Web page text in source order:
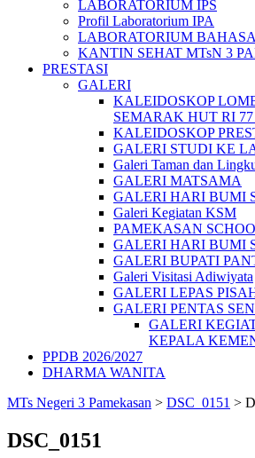
LABORATORIUM IPS
Profil Laboratorium IPA
LABORATORIUM
KANTIN SEHAT MTsN 3
PRESTASI
GALERI
KALEIDOSKOP
SEMARAK HUT RI 77
KALEIDOSKOP
GALERI STUDI KE
Galeri Taman dan
GALERI MATSAMA
GALERI HARI BUMI
Galeri Kegiatan KSM
PAMEKASAN
GALERI HARI BUMI
GALERI BUPATI
Galeri Visitasi Adiwiyata
GALERI LEPAS
GALERI PENTAS
GALERI
KEPALA
PPDB 2026/2027
DHARMA WANITA
MTs Negeri 3 Pamekasan > DSC_0151 >
DSC_0151